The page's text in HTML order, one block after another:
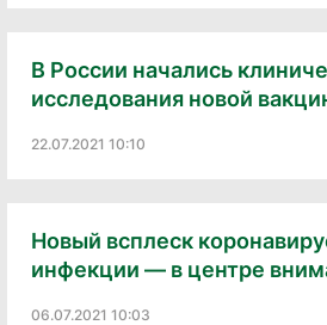
В России начались
исследования новой
22.07.2021 10:10
Новый всплеск
инфекции — в центре
06.07.2021 10:03